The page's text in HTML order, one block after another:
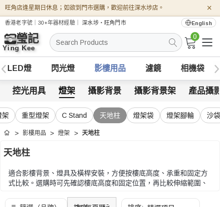
旺角店逢星期日休息；如欲到門市選購，歡迎前往深水埗店。 ×
香港老字號｜30+年器材經驗｜深水埗・旺角門市 English
搜
索
0
LED燈 閃光燈 影樓用品 濾鏡 相機袋
控光用具 燈架 攝影背景 攝影背景架 產品攝
架 重型燈架 C Stand 天地柱 燈架袋 燈架腳輪 沙袋
首頁 影樓用品 燈架 天地柱
天地柱
適合影樓背景、燈具及橫桿安裝，方便按樓底高度、承重和固定方
式比較。選購時可先確認樓底高度和固定位置，再比較伸縮範圍、
選購時可先確認樓底高度和固定位置，再比較伸縮範圍、承重、橫